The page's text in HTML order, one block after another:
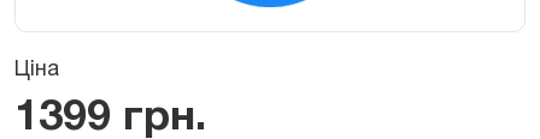
Ціна
1399 грн.